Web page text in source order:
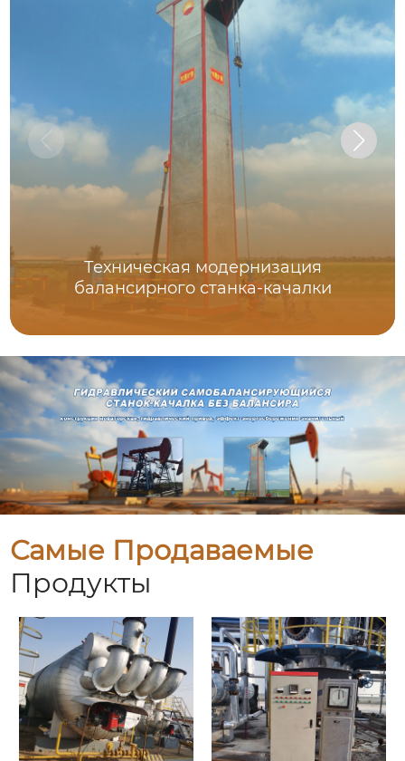
Техническая модернизация
балансирного станка-качалки
Самые Продаваемые
Продукты